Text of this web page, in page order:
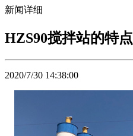
新闻详细
HZS90搅拌站的特点
2020/7/30 14:38:00